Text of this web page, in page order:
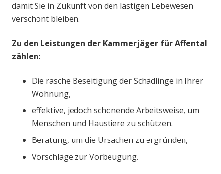
damit Sie in Zukunft von den lästigen Lebewesen
verschont bleiben.
Zu den Leistungen der Kammerjäger für Affental
zählen:
Die rasche Beseitigung der Schädlinge in Ihrer
Wohnung,
effektive, jedoch schonende Arbeitsweise, um
Menschen und Haustiere zu schützen.
Beratung, um die Ursachen zu ergründen,
Vorschläge zur Vorbeugung.